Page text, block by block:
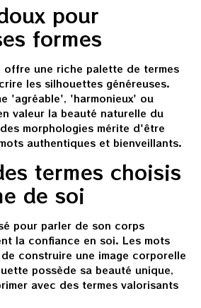
pour
formes
offre une riche palette de termes
les silhouettes généreuses.
'agréable', 'harmonieux' ou
valeur la beauté naturelle du
morphologies mérite d'être
authentiques et bienveillants.
termes choisis
de soi
pour parler de son corps
la confiance en soi. Les mots
construire une image corporelle
possède sa beauté unique,
avec des termes valorisants